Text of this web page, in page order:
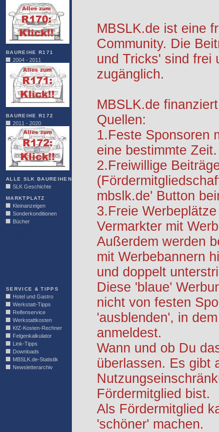
BAUREIHE R171
2004 - 2011
BAUREIHE R172
2011 - 2020
ALLE SLK BAUREIHEN
SLK Geschichte
MARKTPLATZ
Kleinanzeigen
Sonderkonditionen
Bücher
SERVICE & TIPPS
Hotel und Gastro
Werkstatt-Tipps
Reifenservice
Werkstattkosten
KfZ-Kosten-Rechner
Felgenkalkulator
Link-Tipps
Downloads
MBSLK.de-Statistik
Newsletterarchiv
MBSLK.de ist eine
Community. Die
und Tricks' sind frei
zugänglich.
MBSLK.de
Quellen:
1.Feste Sponsoren
eine bestimmte Zeit.
2.Freiwillige
mbslk.de' Button
3.Freie
Vermarkter mit
Außerdem werden
mit Werbebannern
und doppelt
Diese 'blaue'
nicht von festen
'ausblenden', in
anmeldest.
Wann und ob Du
überlassen. Es gibt
Fördermitglied bist.
Als Fördermitglied
'schöner' machen.